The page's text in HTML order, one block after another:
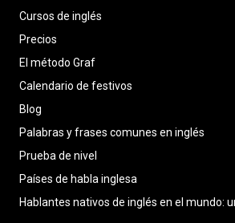
Cursos de inglés
Precios
El método Graf
Calendario de festivos
Blog
Palabras y frases comunes en inglés
Prueba de nivel
Países de habla inglesa
Hablantes nativos de inglés en el mundo: